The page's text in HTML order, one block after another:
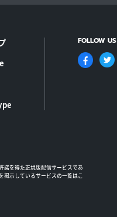
FOLLOW US
諾を得た正規版配信サービスであ
掲示しているサービスの一覧はこ